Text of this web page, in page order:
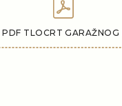
TLOCRT GARAŽNOG